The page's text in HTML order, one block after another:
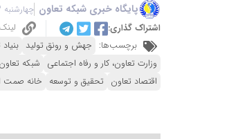
پایگاه خبری شبکه تعاون چهارشنبه 13 خرداد 1405 - 14:22
اشتراک گذاری:
برچسب‌ها: جهش و رونق تولید
وزارت تعاون، کار و رفاه اجتماعی شبکه تعاون
اقتصاد تعاون تحقیق و توسعه خانه صمت